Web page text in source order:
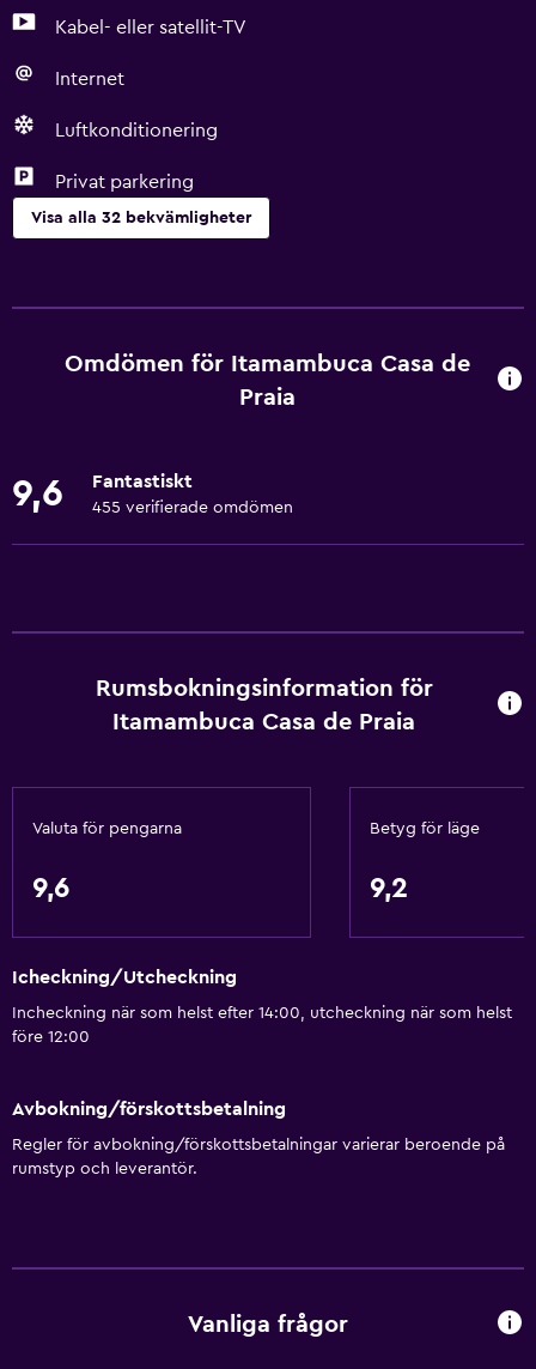
Kabel- eller satellit-TV
Internet
Luftkonditionering
Privat parkering
Visa alla 32 bekvämligheter
Gratis WiFi
Wifi tillgängligt i alla områden
Fläkt
Brandsläckare
Terrass/uteplats
Trädgård
Badrum
Toalett
Toalettpapper
Dusch
Kabel- eller satellit-TV
Omdömen för Itamambuca Casa de
Praia
9,6 Fantastiskt
455 verifierade omdömen
Rumsbokningsinformation för
Itamambuca Casa de Praia
Valuta för pengarna
9,6
Betyg för läge
9,2
Icheckning/Utcheckning
Incheckning när som helst efter 14:00, utcheckning när som helst
före 12:00
Avbokning/förskottsbetalning
Regler för avbokning/förskottsbetalningar varierar beroende på
rumstyp och leverantör.
Vanliga frågor